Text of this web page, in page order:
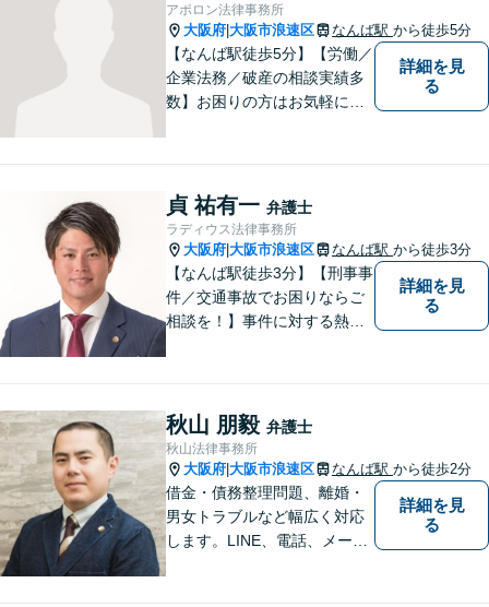
アポロン法律事務所
大阪府 大阪市浪速区 なんば駅 から徒歩5分
【なんば駅徒歩5分】【労働／
企業法務／破産の相談実績多
数】お困りの方はお気軽にご
詳細を見
る
貞 祐有一 弁護士
ラディウス法律事務所
大阪府 大阪市浪速区 なんば駅 から徒歩3分
【なんば駅徒歩3分】【刑事事
件／交通事故でお困りならご
相談を！】事件に対する熱い
の弁護を大切にしておりま
す。【LINEやメールの問い合
わせ可】
詳細を見
る
秋山 朋毅 弁護士
秋山法律事務所
大阪府 大阪市浪速区 なんば駅 から徒歩2分
借金・債務整理問題、離婚・
男女トラブルなど幅広く対応
します。LINE、電話、メー
詳細を見
る